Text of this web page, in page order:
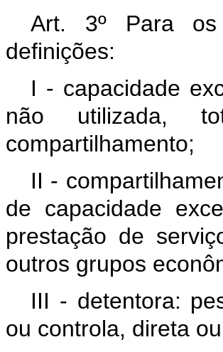
Art. 3º Para os
definições:
I - capacidade
não utilizada,
compartilhamento;
II -
de capacidade
prestação de
outros grupos
III - detentora:
ou controla, direta